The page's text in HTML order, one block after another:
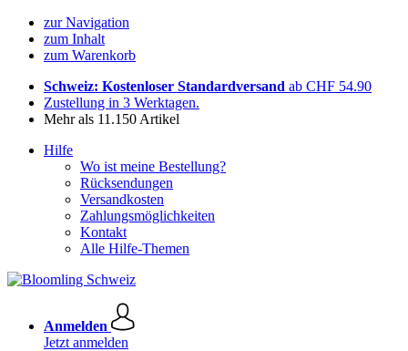
zur Navigation
zum Inhalt
zum Warenkorb
Schweiz: Kostenloser Standardversand ab CHF 54.90
Zustellung in 3 Werktagen.
Mehr als 11.150 Artikel
Hilfe
Wo ist meine Bestellung?
Rücksendungen
Versandkosten
Zahlungsmöglichkeiten
Kontakt
Alle Hilfe-Themen
Anmelden
Jetzt anmelden